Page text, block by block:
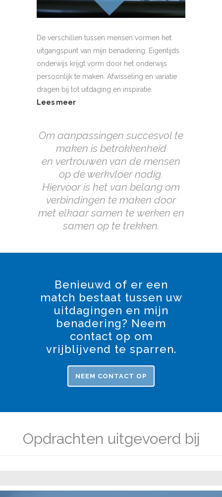
De verschillen tussen mensen vormen het
uitgangspunt van mijn benadering. Eigentijds
onderwijs krijgt vorm door het onderwijs
persoonlijk te maken. Afwisseling en variatie
dragen bij tot uitdaging en inspiratie.
Lees meer
Om aanpassingen succesvol te
maken is betrokkenheid
en vertrouwen van de mensen
op de werkvloer nodig.
Hiervoor is het van belang om
verbindingen te maken door
met elkaar samen te werken en
samen op te trekken.
Benieuwd of er een
match bestaat tussen uw
uitdagingen en mijn
benadering? Neem
contact op om
vrijblijvend te sparren.
NEEM CONTACT OP
Opdrachten uitgevoerd bij